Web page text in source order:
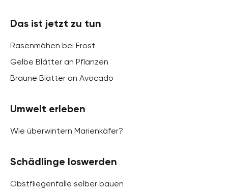
Das ist jetzt zu tun
Rasenmähen bei Frost
Gelbe Blätter an Pflanzen
Braune Blätter an Avocado
Umwelt erleben
Wie überwintern Marienkäfer?
Schädlinge loswerden
Obstfliegenfalle selber bauen